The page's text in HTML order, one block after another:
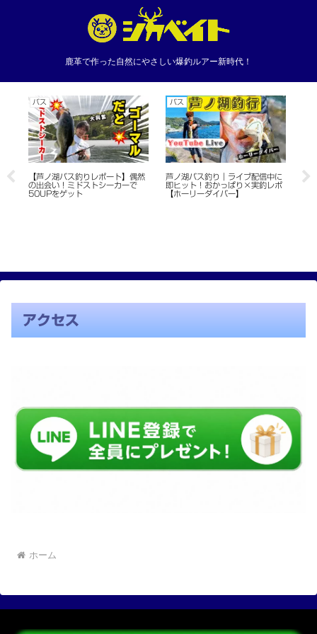
鹿革で作った自然にやさしい爆釣ルアー新時代！
バス
【芦ノ湖バス釣りレポート】偶然
の出会い！ミドストシーカーで
50UPをゲット
バス
芦ノ湖バス釣り｜ライブ配信中に
即ヒット！おかっぱり×実釣レポ
【ホーリーダイバー】
一
アクセス
ホーム